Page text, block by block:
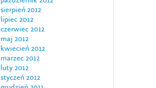
sierpień 2012
lipiec 2012
czerwiec 2012
maj 2012
kwiecień 2012
marzec 2012
luty 2012
styczeń 2012